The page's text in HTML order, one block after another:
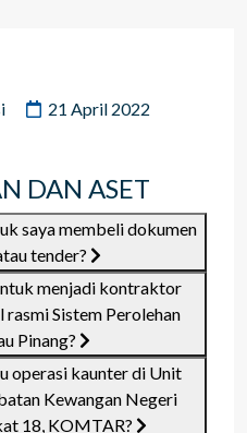
21 April 2022
DAN ASET
saya membeli dokumen
tender?
menjadi kontraktor
Sistem Perolehan
Pinang?
operasi kaunter di Unit
Kewangan Negeri
18, KOMTAR?